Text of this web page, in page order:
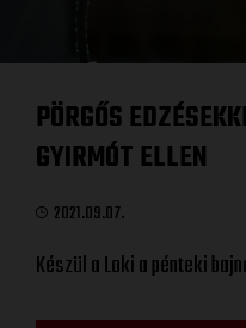
PÖRGŐS
GYIRMÓT ELLEN
2021.09.07.
Készül a Loki a pénteki